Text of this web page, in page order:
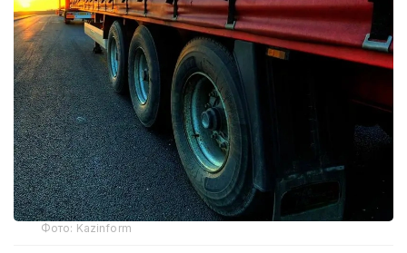
Фото: Kazinform